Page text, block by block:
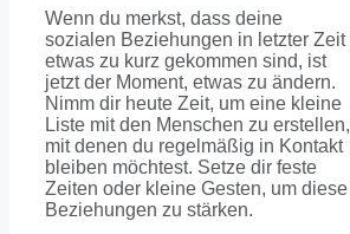
Wenn du merkst, dass deine
sozialen Beziehungen in letzter Zeit
etwas zu kurz gekommen sind, ist
jetzt der Moment, etwas zu ändern.
Nimm dir heute Zeit, um eine kleine
Liste mit den Menschen zu erstellen,
mit denen du regelmäßig in Kontakt
bleiben möchtest. Setze dir feste
Zeiten oder kleine Gesten, um diese
Beziehungen zu stärken.